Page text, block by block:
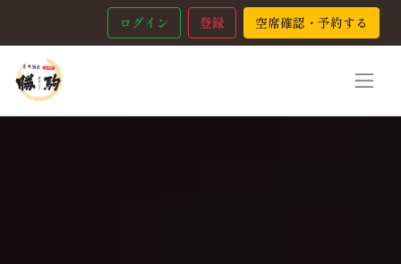
ログイン 登録 空席確認・予約する